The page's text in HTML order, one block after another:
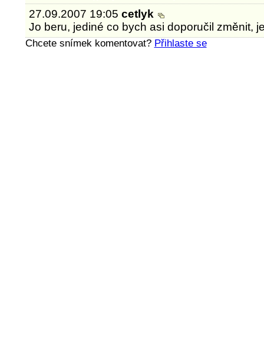
27.09.2007 19:05cetlyk
Jo beru, jediné co bych asi doporučil změnit,
Chcete snímek komentovat? Přihlaste se